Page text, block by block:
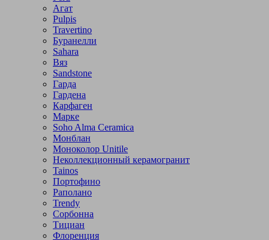
Агат
Pulpis
Travertino
Буранелли
Sahara
Вяз
Sandstone
Гарда
Гардена
Карфаген
Марке
Soho Alma Ceramica
Монблан
Моноколор Unitile
Неколлекционный керамогранит
Tainos
Портофино
Раполано
Trendy
Сорбонна
Тициан
Флоренция